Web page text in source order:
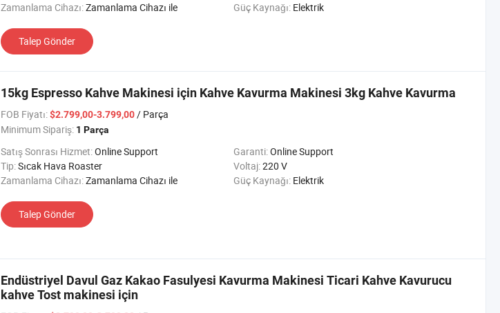
Zamanlama Cihazı:Zamanlama Cihazı ile Güç Kaynağı: Elektrik
Talep Gönder
15kg Espresso Kahve Makinesi için Kahve Kavurma Makinesi 3kg Kahve Kavurma
FOB Fiyatı:$2.799,00-3.799,00/ Parça
Minimum Sipariş: 1 Parça
Satış Sonrası Hizmet:Online Support Garanti:Online Support
Tip:Sıcak Hava Roaster Voltaj:220 V
Zamanlama Cihazı:Zamanlama Cihazı ile Güç Kaynağı: Elektrik
Talep Gönder
Endüstriyel Davul Gaz Kakao Fasulyesi Kavurma Makinesi Ticari Kahve Kavurucu
kahve Tost makinesi için